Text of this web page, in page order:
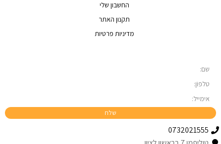
החשבון שלי
תקנון האתר
מדיניות פרטיות
0732021555